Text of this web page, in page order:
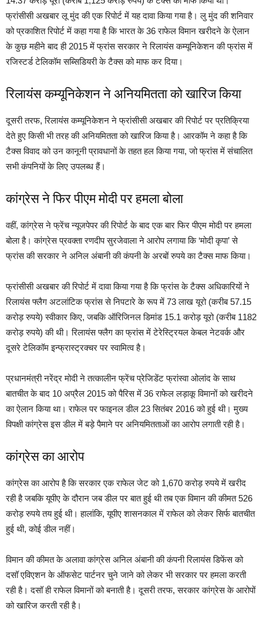
फ्रांसीसी अखबार लू मुंद की एक रिपोर्ट में यह दावा किया गया है। लु मुंद की शनिवार
को प्रकाशित रिपोर्ट में कहा गया है कि भारत के 36 राफेल विमान खरीदने के ऐलान
के कुछ महीने बाद ही 2015 में फ्रांस सरकार ने रिलायंस कम्यूनिकेशन की फ्रांस में
रजिस्टर्ड टेलिकॉम सब्सिडियरी के टैक्स को माफ कर दिया।
रिलायंस कम्यूनिकेशन ने अनियमितता को खारिज किया
दूसरी तरफ, रिलायंस कम्यूनिकेशन ने फ्रांसीसी अखबार की रिपोर्ट पर प्रतिक्रिया
देते हुए किसी भी तरह की अनियमितता को खारिज किया है। आरकॉम ने कहा है कि
टैक्स विवाद को उन कानूनी प्रावधानों के तहत हल किया गया, जो फ्रांस में संचालित
सभी कंपनियों के लिए उपलब्ध हैं।
कांग्रेस ने फिर पीएम मोदी पर हमला बोला
वहीं, कांग्रेस ने फ्रेंच न्यूजपेपर की रिपोर्ट के बाद एक बार फिर पीएम मोदी पर हमला
बोला है। कांग्रेस प्रवक्ता रणदीप सुरजेवाला ने आरोप लगाया कि ‘मोदी कृपा’ से
फ्रांस की सरकार ने अनिल अंबानी की कंपनी के अरबों रुपये का टैक्स माफ किया।
फ्रांसीसी अखबार की रिपोर्ट में दावा किया गया है कि फ्रांस के टैक्स अधिकारियों ने
रिलायंस फ्लैग अटलांटिक फ्रांस से निपटारे के रूप में 73 लाख यूरो (करीब 57.15
करोड़ रुपये) स्वीकार किए, जबकि ऑरिजिनल डिमांड 15.1 करोड़ यूरो (करीब 1182
करोड़ रुपये) की थी। रिलायंस फ्लैग का फ्रांस में टेरेस्ट्रियल केबल नेटवर्क और
दूसरे टेलिकॉम इन्फ्रास्ट्रक्चर पर स्वामित्व है।
प्रधानमंत्री नरेंद्र मोदी ने तत्कालीन फ्रेंच प्रेजिडेंट फ्रांस्वा ओलांद के साथ
बातचीत के बाद 10 अप्रैल 2015 को पैरिस में 36 राफेल लड़ाकू विमानों को खरीदने
का ऐलान किया था। राफेल पर फाइनल डील 23 सितंबर 2016 को हुई थी। मुख्य
विपक्षी कांग्रेस इस डील में बड़े पैमाने पर अनियमितताओं का आरोप लगाती रही है।
कांग्रेस का आरोप
कांग्रेस का आरोप है कि सरकार एक राफेल जेट को 1,670 करोड़ रुपये में खरीद
रही है जबकि यूपीए के दौरान जब डील पर बात हुई थी तब एक विमान की कीमत 526
करोड़ रुपये तय हुई थी। हालांकि, यूपीए शासनकाल में राफेल को लेकर सिर्फ बातचीत
हुई थी, कोई डील नहीं।
विमान की कीमत के अलावा कांग्रेस अनिल अंबानी की कंपनी रिलायंस डिफेंस को
दसॉ एविएशन के ऑफसेट पार्टनर चुने जाने को लेकर भी सरकार पर हमला करती
रही है। दसॉ ही राफेल विमानों को बनाती है। दूसरी तरफ, सरकार कांग्रेस के आरोपों
को खारिज करती रही है।